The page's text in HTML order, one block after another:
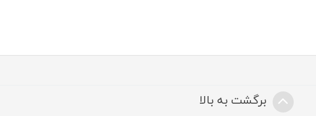
برگشت به بالا